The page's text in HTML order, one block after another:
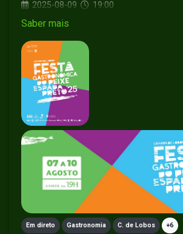
2025-08-09
19:00
2025-08-10
Saber mais
Em direto Gastronomia C. de Lobos +6